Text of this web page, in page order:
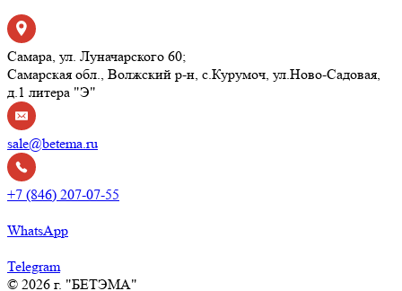
Самара, ул. Луначарского 60;
Самарская обл., Волжский р-н, с.Курумоч, ул.Ново-Садовая,
д.1 литера "Э"
sale@betema.ru
+7 (846) 207-07-55
WhatsApp
Telegram
© 2026 г. "БЕТЭМА"